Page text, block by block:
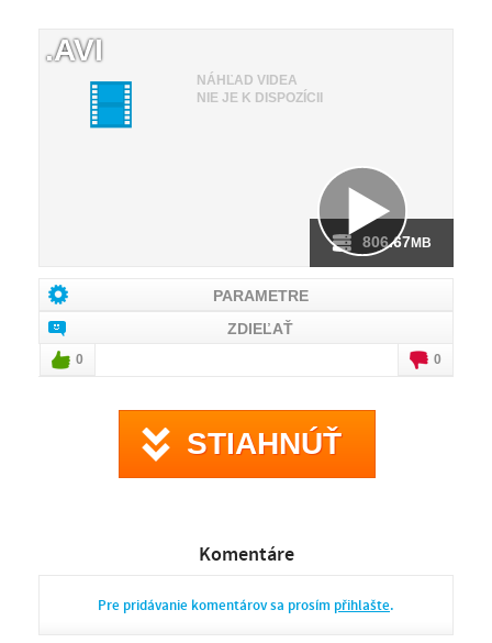
NÁHĽAD VIDEA
NIE JE K DISPOZÍCII
806.67MB
.AVI
PARAMETRE
ZDIEĽAŤ
0 0
STIAHNÚŤ
Komentáre
Pre pridávanie komentárov sa prosím přihlašte.